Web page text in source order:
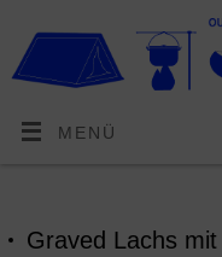
MENÜ
Graved Lachs